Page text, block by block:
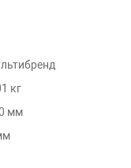
кг
мм